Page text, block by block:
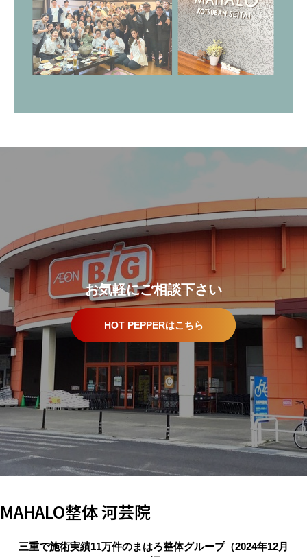
お気軽にご相談下さい
HOT PEPPERはこちら
MAHALO整体 河芸院
三重で施術実績11万件のまはろ整体グループ（2024年12月